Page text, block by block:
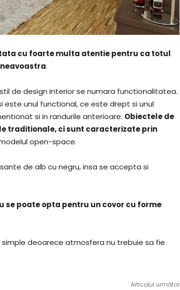
cu foarte multa atentie pentru ca totul
.
de design interior se numara functionalitatea.
este unul functional, ce este drept si unul
si in randurile anterioare. Obiectele de
traditionale, ci sunt caracterizate prin
open-space.
de alb cu negru, insa se accepta si
se poate opta pentru un covor cu forme
deoarece atmosfera nu trebuie sa fie
Articolul următor